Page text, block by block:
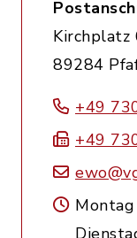
Kirchplatz
89284
+49
+49